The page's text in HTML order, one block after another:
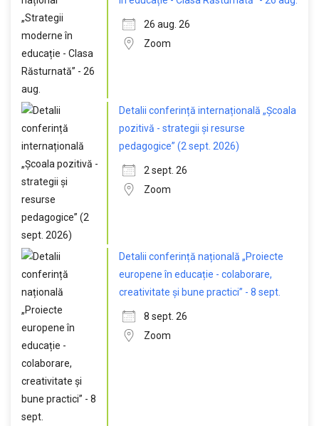
26 aug. 26
Zoom
Detalii conferință internațională „Școala
pozitivă - strategii și resurse
pedagogice” (2 sept. 2026)
2 sept. 26
Zoom
Detalii conferință națională „Proiecte
europene în educație - colaborare,
creativitate și bune practici” - 8 sept.
8 sept. 26
Zoom